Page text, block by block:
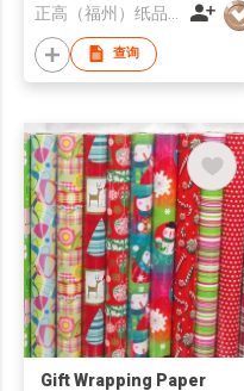
查询
Gift Wrapping Paper